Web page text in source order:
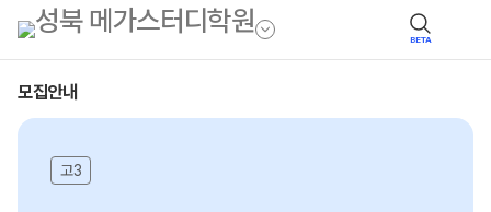
BETA
모집안내
고3